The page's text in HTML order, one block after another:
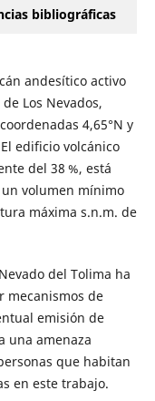
bibliográficas
andesítico activo
Los Nevados,
4,65°N y
edificio volcánico
del 38 %, está
volumen mínimo
máxima s.n.m. de
del Tolima ha
mecanismos de
emisión de
una amenaza
que habitan
en este trabajo.